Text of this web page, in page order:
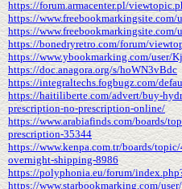
https://forum.armacenter.pl/
https://www.freebookmarkingsite.com/
https://www.freebookmarkingsite.com/
https://bonedryretro.com/forum/
https://www.ybookmarking.com/user/
https://doc.anagora.org/s/hoWN3vBdc
https://integraltechs.fogbugz.com/
https://haitiliberte.com/advert/buy-
prescription-no-prescription-online/
https://www.arabiafinds.com/boards/
prescription-35344
https://www.kenpa.com.tr/boards/
overnight-shipping-8986
https://polyphonia.eu/forum/
https://www.starbookmarking.com/